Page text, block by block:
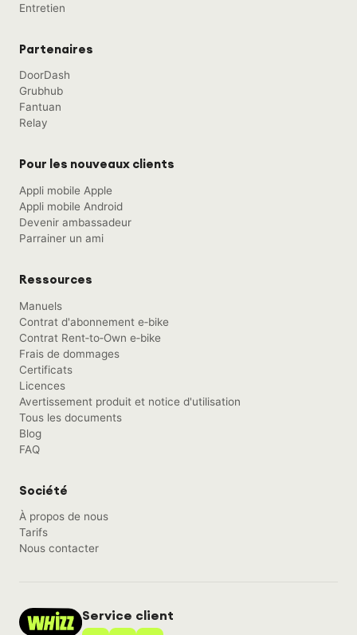
Entretien
Partenaires
DoorDash
Grubhub
Fantuan
Relay
Pour les nouveaux clients
Appli mobile Apple
Appli mobile Android
Devenir ambassadeur
Parrainer un ami
Ressources
Manuels
Contrat d'abonnement e‑bike
Contrat Rent‑to‑Own e‑bike
Frais de dommages
Certificats
Licences
Avertissement produit et notice d'utilisation
Tous les documents
Blog
FAQ
Société
À propos de nous
Tarifs
Nous contacter
Service client